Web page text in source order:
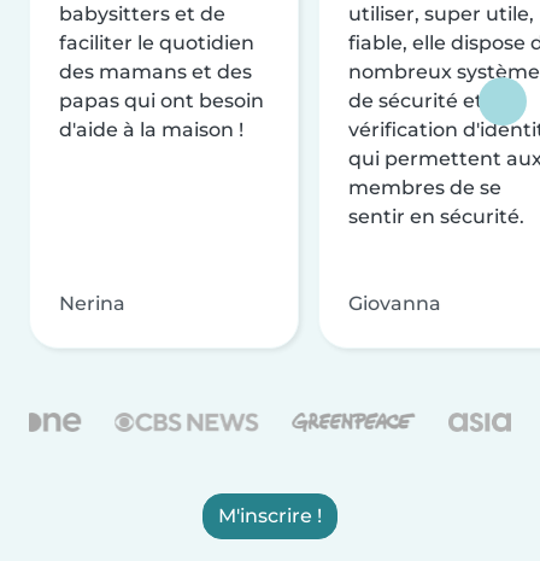
babysitters et de
faciliter le quotidien
des mamans et des
papas qui ont besoin
d'aide à la maison !
Nerina
utiliser, super utile,
fiable, elle dispose
nombreux
de sécurité et de
vérification
qui permettent
membres de se
sentir en sécurité.
Giovanna
M'inscrire !